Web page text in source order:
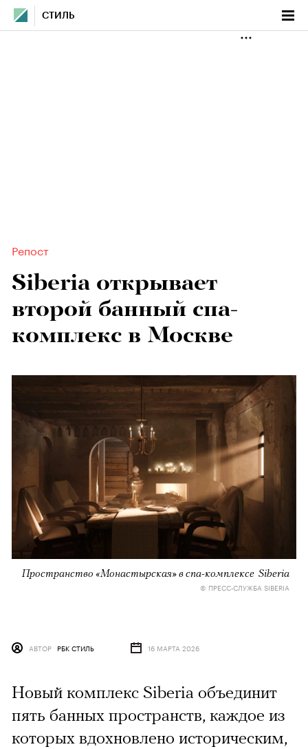
СТИЛЬ
Репост
Siberia открывает
второй банный спа-
комплекс в Москве
Пространство «Монастырская» в спа-комплексе Siberia
© ПРЕСС-СЛУЖБА SIBERIA
АВТОР РБК СТИЛЬ 16 МАРТА 2026
Новый комплекс Siberia объединит
пять банных пространств, каждое из
которых вдохновлено историческим,